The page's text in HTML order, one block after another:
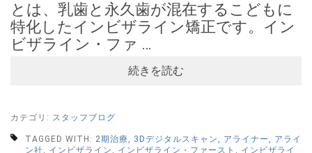
とは、乳歯と永久歯が混在するこどもに
特化したインビザライン矯正です。イン
ビザライン・ファ …
続きを読む
カテゴリ: スタッフブログ
TAGGED WITH: 2期治療 3Dデジタルスキャン アライナー
アライ
ン社
インビザライン インビザライン・ファースト
インビザライ